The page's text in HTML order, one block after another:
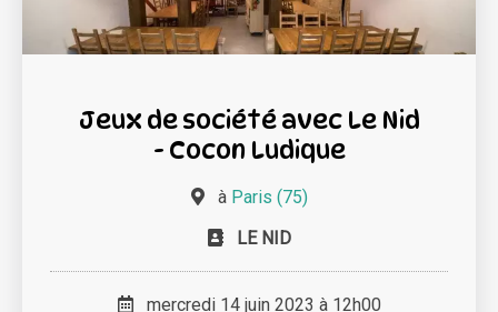
Jeux de société avec Le Nid
- Cocon Ludique
à Paris (75)
LE NID
mercredi 14 juin 2023 à 12h00